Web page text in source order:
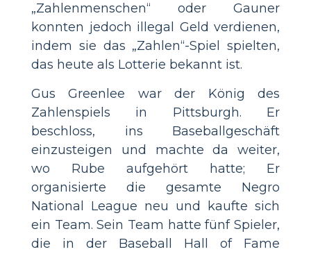
„Zahlenmenschen“ oder Gauner
konnten jedoch illegal Geld verdienen,
indem sie das „Zahlen“-Spiel spielten,
das heute als Lotterie bekannt ist.
Gus Greenlee war der König des
Zahlenspiels in Pittsburgh. Er
beschloss, ins Baseballgeschäft
einzusteigen und machte da weiter,
wo Rube aufgehört hatte; Er
organisierte die gesamte Negro
National League neu und kaufte sich
ein Team. Sein Team hatte fünf Spieler,
die in der Baseball Hall of Fame